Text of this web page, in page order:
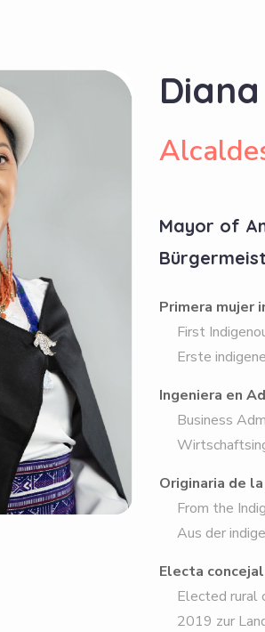
Mayor of
Primera mujer
First
Erste
Ingeniera en
Business
Originaria de
From the
Aus der
Electa
Elected rural
2019 zur